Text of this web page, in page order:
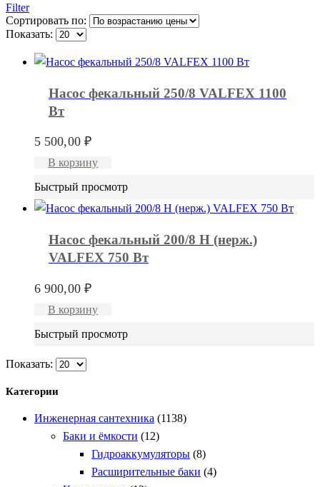
Filter
Сортировать по:
Показать:
Насос фекальный 250/8 VALFEX 1100
Вт
5 500,00 ₽
В корзину
Быстрый просмотр
Насос фекальный 200/8 Н (нерж.)
VALFEX 750 Вт
6 900,00 ₽
В корзину
Быстрый просмотр
Показать:
Категории
Инженерная сантехника (1138)
Баки и ёмкости (12)
Гидроаккумуляторы (8)
Расширительные баки (4)